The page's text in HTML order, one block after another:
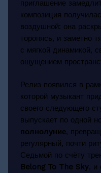
приглашение
композиция
воздушной: она
торопясь, и заметно
с мягкой динамикой,
ощущением
Релиз появился в
которой музыкант
своего следующего
выпускает по одной
полнолуние,
регулярный, почти
Седьмой по счёту
Belong To The Sky, и